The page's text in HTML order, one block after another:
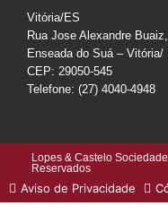
Vitória/ES
Rua Jose Alexandre
Enseada do Suá – Vitória/
CEP: 29050-545
Telefone: (27) 4040-4948
Lopes & Castelo
Reservados
Aviso de Privacidade